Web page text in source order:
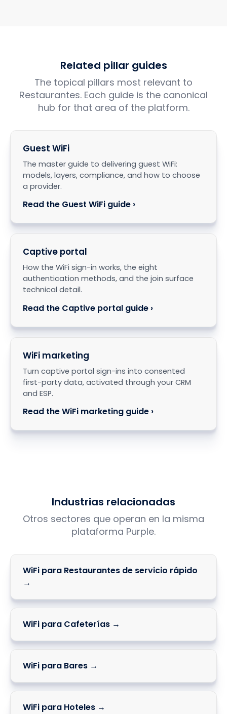
Related pillar guides
The topical pillars most relevant to
Restaurantes. Each guide is the canonical
hub for that area of the platform.
Guest WiFi
The master guide to delivering guest WiFi:
models, layers, compliance, and how to choose
a provider.
Read the Guest WiFi guide ›
Captive portal
How the WiFi sign-in works, the eight
authentication methods, and the join surface
technical detail.
Read the Captive portal guide ›
WiFi marketing
Turn captive portal sign-ins into consented
first-party data, activated through your CRM
and ESP.
Read the WiFi marketing guide ›
Industrias relacionadas
Otros sectores que operan en la misma
plataforma Purple.
WiFi para Restaurantes de servicio rápido
→
WiFi para Cafeterías →
WiFi para Bares →
WiFi para Hoteles →